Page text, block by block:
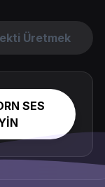
Üretmek
SES